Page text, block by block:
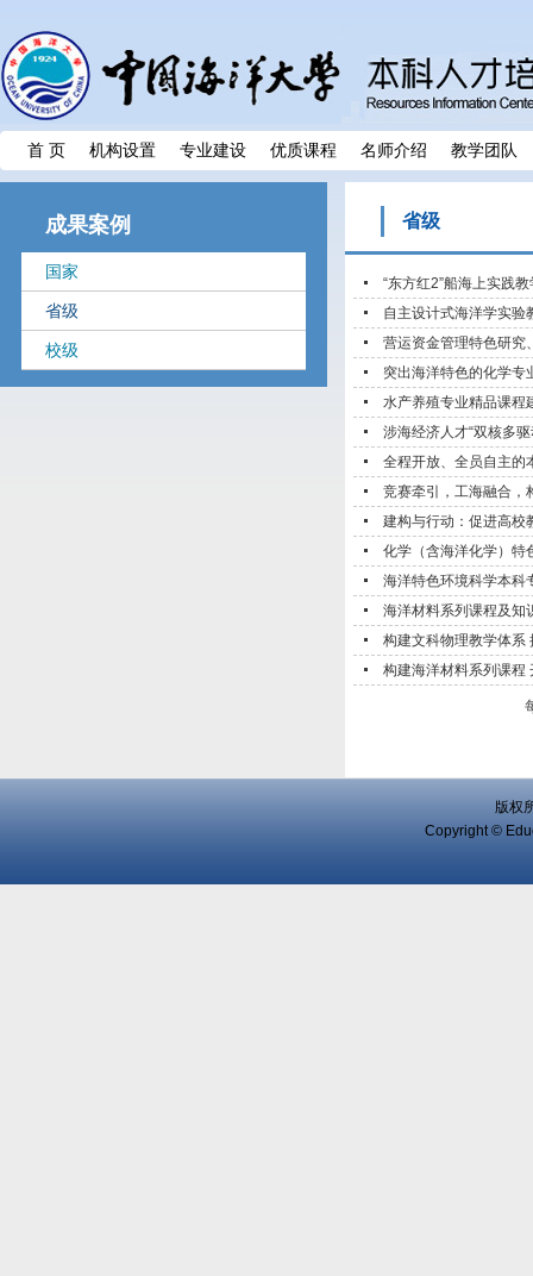
首 页 机构设置 专业建设 优质课程 名师介绍 教学团队
成果案例
国家
省级
校级
省级
“东方红2”船海上实践
自主设计式海洋学实验
营运资金管理特色研究
突出海洋特色的化学专
水产养殖专业精品课程
涉海经济人才“双核多
全程开放、全员自主的
竞赛牵引，工海融合，
建构与行动：促进高校
化学（含海洋化学）特
海洋特色环境科学本科
海洋材料系列课程及知
构建文科物理教学体系
构建海洋材料系列课
版权
Copyright ©